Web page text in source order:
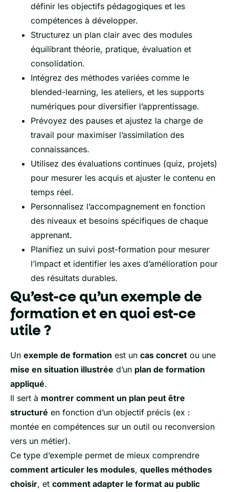
définir les objectifs pédagogiques et les
compétences à développer.
Structurez un plan clair avec des modules
équilibrant théorie, pratique, évaluation et
consolidation.
Intégrez des méthodes variées comme le
blended-learning, les ateliers, et les supports
numériques pour diversifier l’apprentissage.
Prévoyez des pauses et ajustez la charge de
travail pour maximiser l’assimilation des
connaissances.
Utilisez des évaluations continues (quiz, projets)
pour mesurer les acquis et ajuster le contenu en
temps réel.
Personnalisez l’accompagnement en fonction
des niveaux et besoins spécifiques de chaque
apprenant.
Planifiez un suivi post-formation pour mesurer
l’impact et identifier les axes d’amélioration pour
des résultats durables.
Qu’est-ce qu’un exemple de
formation et en quoi est-ce
utile ?
Un exemple de formation est un cas concret ou une
mise en situation illustrée d’un plan de formation
appliqué.
Il sert à montrer comment un plan peut être
structuré en fonction d’un objectif précis (ex :
montée en compétences sur un outil ou reconversion
vers un métier).
Ce type d’exemple permet de mieux comprendre
comment articuler les modules, quelles méthodes
choisir, et comment adapter le format au public